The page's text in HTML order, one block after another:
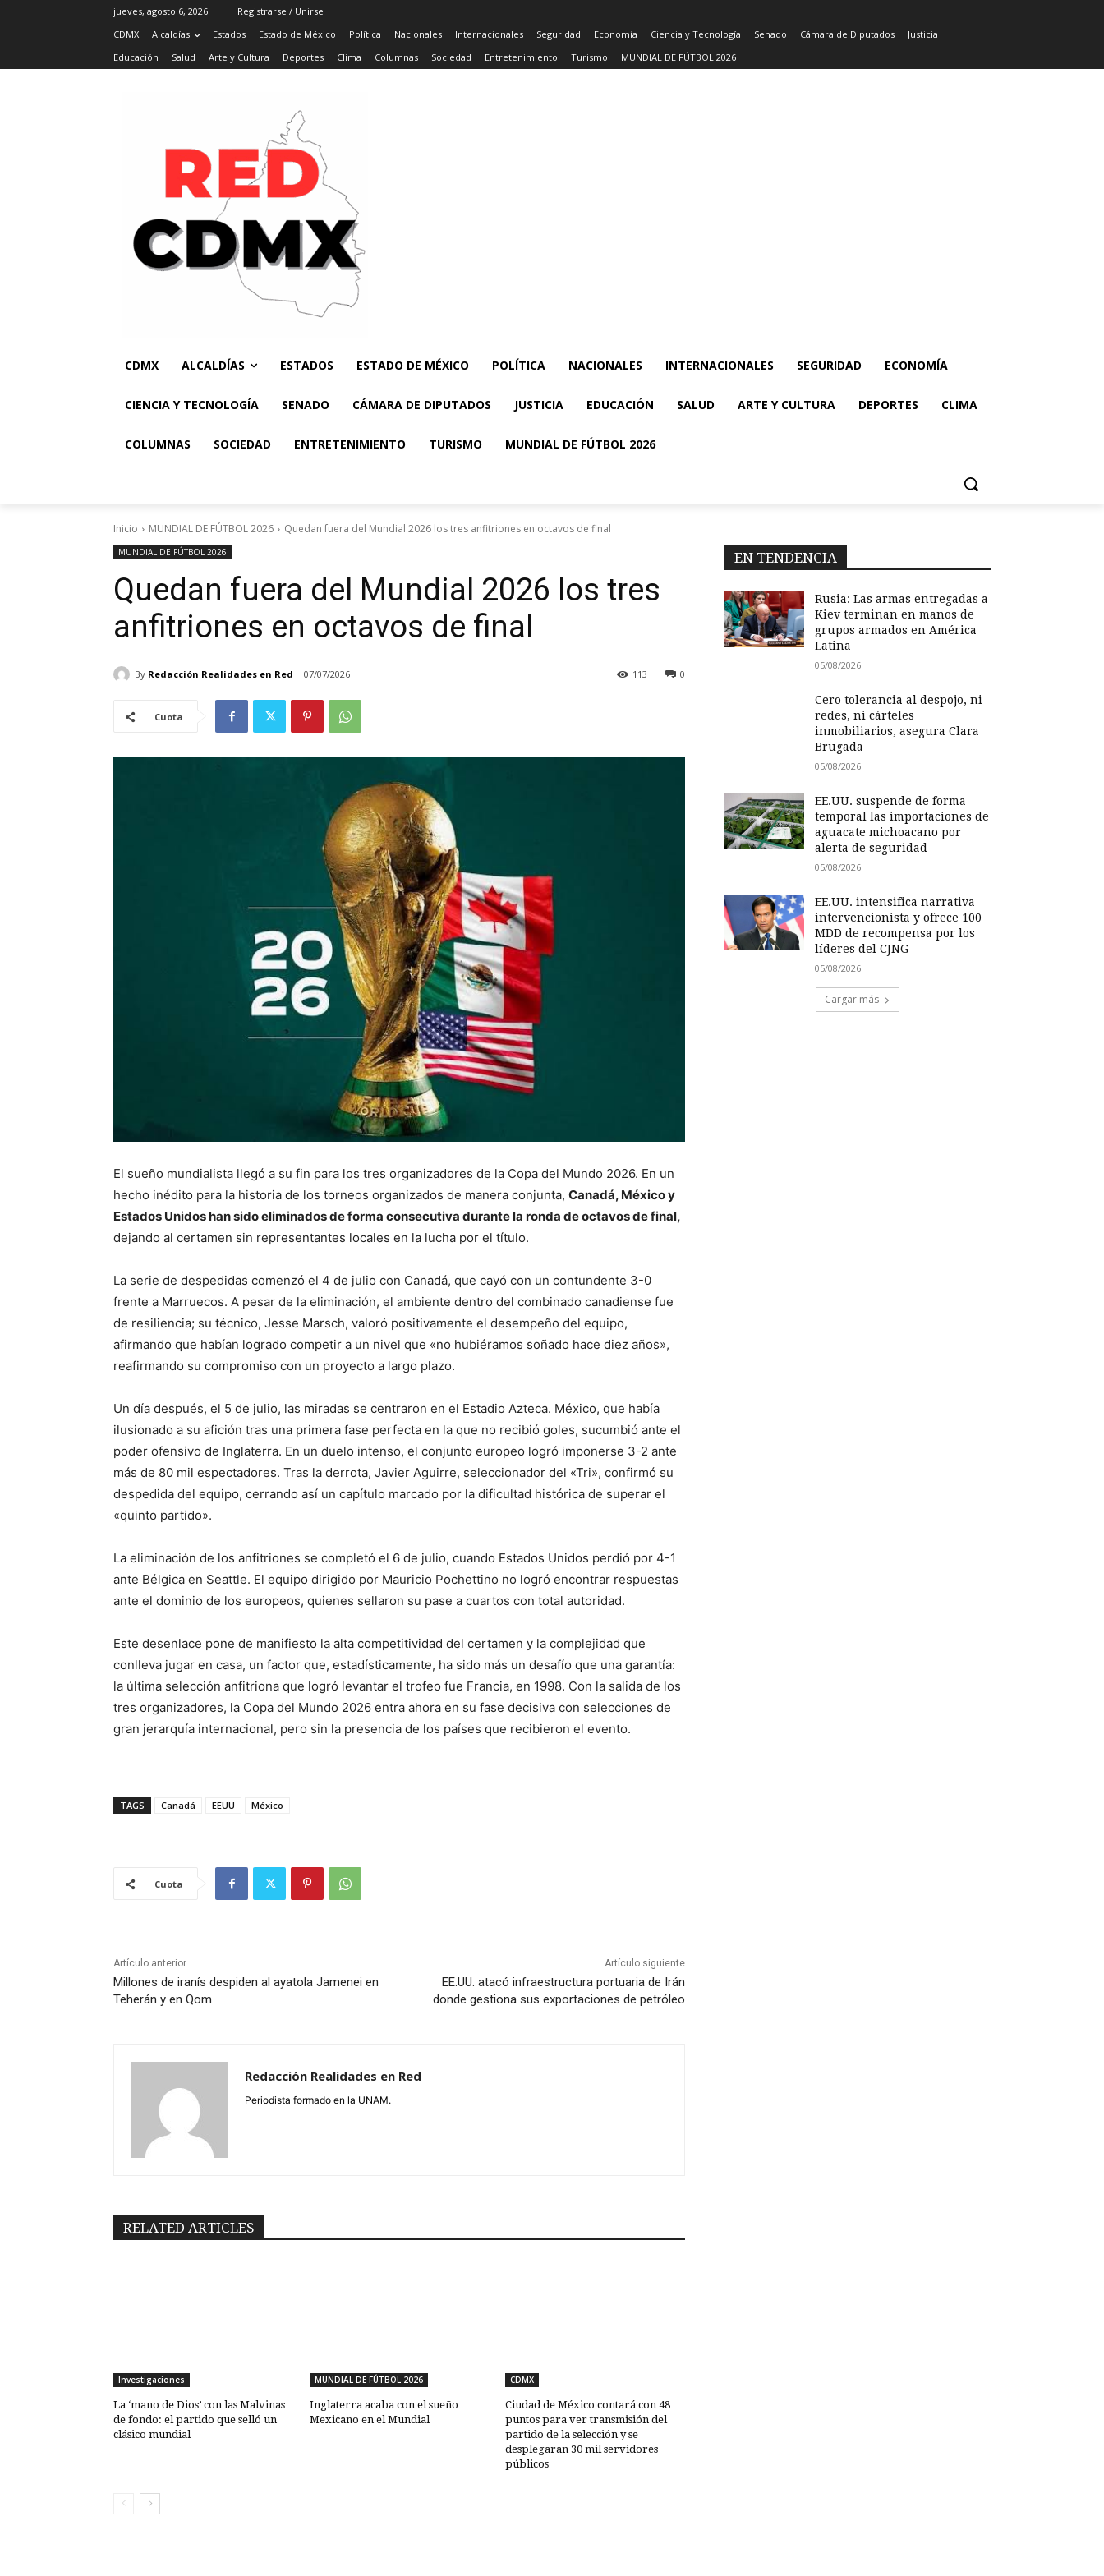
jueves, agosto 6, 2026
Registrarse / Unirse
CDMX
Alcaldías Estados Estado de México Política Nacionales Internacionales Seguridad Economía Ciencia y Tecnología Senado Cámara de Diputados
Justicia
Educación
Salud Arte y Cultura Deportes Clima Columnas Sociedad Entretenimiento Turismo MUNDIAL DE FÚTBOL 2026
CDMX ALCALDÍAS ESTADOS ESTADO DE MÉXICO POLÍTICA NACIONALES INTERNACIONALES SEGURIDAD ECONOMÍA
CIENCIA Y TECNOLOGÍA SENADO CÁMARA DE DIPUTADOS JUSTICIA EDUCACIÓN SALUD ARTE Y CULTURA DEPORTES CLIMA
COLUMNAS SOCIEDAD ENTRETENIMIENTO TURISMO MUNDIAL DE FÚTBOL 2026
Inicio MUNDIAL DE FÚTBOL 2026 Quedan fuera del Mundial 2026 los tres anfitriones en octavos de final
MUNDIAL DE FÚTBOL 2026
Quedan fuera del Mundial 2026 los tres
anfitriones en octavos de final
By Redacción Realidades en Red 07/07/2026 0
113
Cuota
El sueño mundialista llegó a su fin para los tres organizadores de la Copa del Mundo 2026. En un
hecho inédito para la historia de los torneos organizados de manera conjunta, Canadá, México y
Estados Unidos han sido eliminados de forma consecutiva durante la ronda de octavos de final,
dejando al certamen sin representantes locales en la lucha por el título.
La serie de despedidas comenzó el 4 de julio con Canadá, que cayó con un contundente 3-0
frente a Marruecos. A pesar de la eliminación, el ambiente dentro del combinado canadiense fue
de resiliencia; su técnico, Jesse Marsch, valoró positivamente el desempeño del equipo,
afirmando que habían logrado competir a un nivel que «no hubiéramos soñado hace diez años»,
reafirmando su compromiso con un proyecto a largo plazo.
Un día después, el 5 de julio, las miradas se centraron en el Estadio Azteca. México, que había
ilusionado a su afición tras una primera fase perfecta en la que no recibió goles, sucumbió ante el
poder ofensivo de Inglaterra. En un duelo intenso, el conjunto europeo logró imponerse 3-2 ante
más de 80 mil espectadores. Tras la derrota, Javier Aguirre, seleccionador del «Tri», confirmó su
despedida del equipo, cerrando así un capítulo marcado por la dificultad histórica de superar el
«quinto partido».
La eliminación de los anfitriones se completó el 6 de julio, cuando Estados Unidos perdió por 4-1
ante Bélgica en Seattle. El equipo dirigido por Mauricio Pochettino no logró encontrar respuestas
ante el dominio de los europeos, quienes sellaron su pase a cuartos con total autoridad.
Este desenlace pone de manifiesto la alta competitividad del certamen y la complejidad que
conlleva jugar en casa, un factor que, estadísticamente, ha sido más un desafío que una garantía:
la última selección anfitriona que logró levantar el trofeo fue Francia, en 1998. Con la salida de los
tres organizadores, la Copa del Mundo 2026 entra ahora en su fase decisiva con selecciones de
gran jerarquía internacional, pero sin la presencia de los países que recibieron el evento.
TAGS Canadá EEUU México
Cuota
Artículo anterior
Millones de iranís despiden al ayatola Jamenei en
Teherán y en Qom
Artículo siguiente
EE.UU. atacó infraestructura portuaria de Irán
donde gestiona sus exportaciones de petróleo
Redacción Realidades en Red
Periodista formado en la UNAM.
RELATED ARTICLES
Investigaciones
La ‘mano de Dios’ con las Malvinas
de fondo: el partido que selló un
clásico mundial
MUNDIAL DE FÚTBOL 2026
Inglaterra acaba con el sueño
Mexicano en el Mundial
CDMX
Ciudad de México contará con 48
puntos para ver transmisión del
partido de la selección y se
desplegaran 30 mil servidores
públicos
EN TENDENCIA
Rusia: Las armas entregadas a
Kiev terminan en manos de
grupos armados en América
Latina
05/08/2026
Cero tolerancia al despojo, ni
redes, ni cárteles
inmobiliarios, asegura Clara
Brugada
05/08/2026
EE.UU. suspende de forma
temporal las importaciones de
aguacate michoacano por
alerta de seguridad
05/08/2026
EE.UU. intensifica narrativa
intervencionista y ofrece 100
MDD de recompensa por los
líderes del CJNG
05/08/2026
Cargar más